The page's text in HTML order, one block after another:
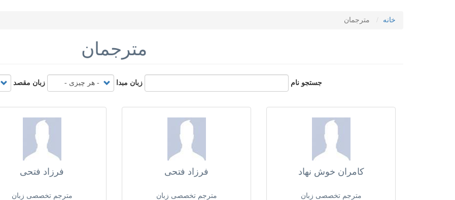
خانه مترجمان
مترجمان
جستجو نام زبان مبدا زبان مقصد
کامران خوش نهاد
مترجم تخصصی زبان
فرزاد فتحی
مترجم تخصصی زبان
فرزاد فتحی
مترجم تخصصی زبان
Pagination